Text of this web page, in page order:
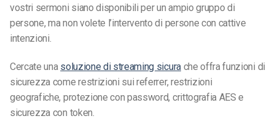
vostri sermoni siano disponibili per un ampio gruppo di
persone, ma non volete l’intervento di persone con cattive
intenzioni.
Cercate una soluzione di streaming sicurache offra funzioni di
sicurezza come restrizioni sui referrer, restrizioni
geografiche, protezione con password, crittografia AES e
sicurezza con token.